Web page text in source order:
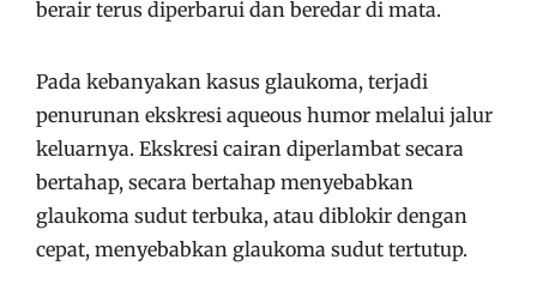
berair terus diperbarui dan beredar di mata.
Pada kebanyakan kasus glaukoma, terjadi
penurunan ekskresi aqueous humor melalui jalur
keluarnya. Ekskresi cairan diperlambat secara
bertahap, secara bertahap menyebabkan
glaukoma sudut terbuka, atau diblokir dengan
cepat, menyebabkan glaukoma sudut tertutup.